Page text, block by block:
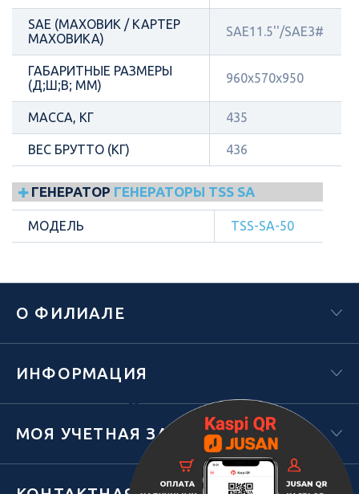
SAE (МАХОВИК / КАРТЕР
МАХОВИКА)
SAE11.5''/SAE3#
ГАБАРИТНЫЕ РАЗМЕРЫ
(Д;Ш;В; ММ)
960x570x950
МАССА, КГ 435
ВЕС БРУТТО (КГ) 436
ГЕНЕРАТОР ГЕНЕРАТОРЫ TSS SA
МОДЕЛЬ TSS-SA-50
Х
О ФИЛИАЛЕ
ИНФОРМАЦИЯ
МОЯ УЧЕТНАЯ ЗАПИСЬ